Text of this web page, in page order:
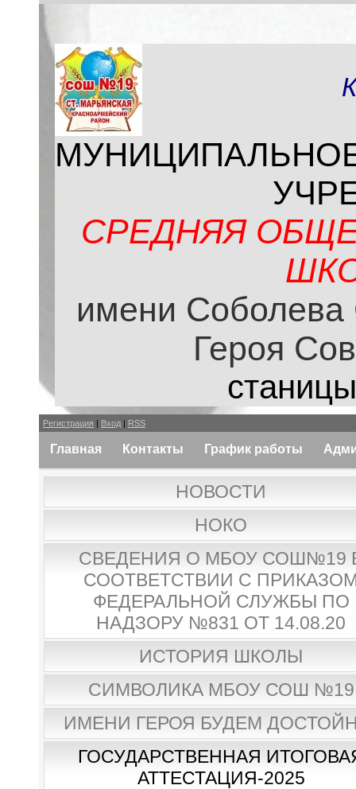
СРЕДНЯЯ
имени Соболева
Героя
Регистрация | Вход | RSS
Главная Контакты График работы
НОВОСТИ
НОКО
СВЕДЕНИЯ О МБОУ СОШ№19
СООТВЕТСТВИИ С
ФЕДЕРАЛЬНОЙ СЛУЖБЫ ПО
НАДЗОРУ №831 ОТ 14.08.20
ИСТОРИЯ ШКОЛЫ
СИМВОЛИКА МБОУ СОШ №19
ИМЕНИ ГЕРОЯ БУДЕМ
ГОСУДАРСТВЕННАЯ
АТТЕСТАЦИЯ-2025